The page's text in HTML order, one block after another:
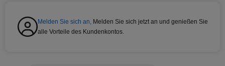
Melden Sie sich an, Melden Sie sich jetzt an und genießen Sie
alle Vorteile des Kundenkontos.